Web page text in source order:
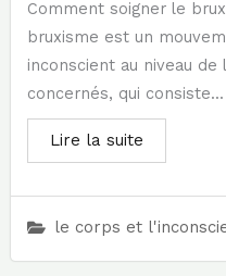
le corps et
Comment soigner le
bruxisme est un
inconscient au niveau
concernés, qui consiste...
Lire la suite